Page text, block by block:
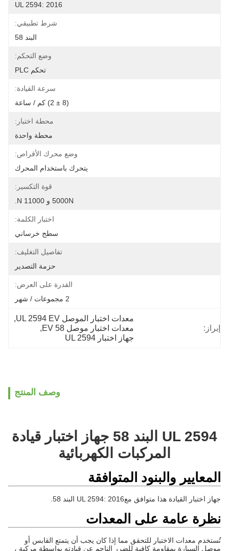
UL 2594: 2016
شرط تطبيقي:
البند 58
وضع التحكم:
تحكم PLC
سرعة القيادة:
محطة اختبار:
محطة واحدة
وضع محرك الأقراص:
يتحرك باستخدام المحرك
قوة التكسير:
5000N و 11000 N.
اختبار الكلمة:
سطح خرساني
تفاصيل التغليف:
حزمة التصدير
القدرة على العرض:
إبراز:
معدات اختبار الموصل UL 2594 EV
,
معدات اختبار موصل EV 58
,
جهاز اختبار UL 2594
وصف المنتج
UL 2594 البند 58 جهاز اختبار قيادة
المركبات الكهربائية
المعايير والبنود المتوافقة
جهاز اختبار القيادة هذا متوافق معUL 2594: 2016 البند 58.
نظرة عامة على المعدات
تُستخدم معدات الاختبار للتحقق مما إذا كان يجب أن يتمتع القابس أو
موصل السيارة بمقاومة كافية للضرر الناجم عن قيادته بواسطة مركبة ،